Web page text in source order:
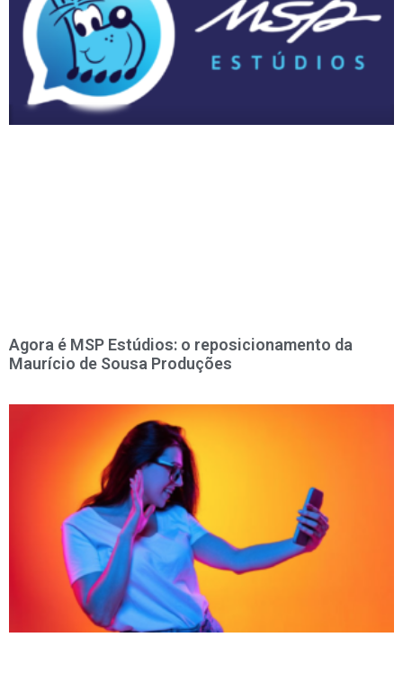
Agora é MSP Estúdios: o reposicionamento da
Maurício de Sousa Produções